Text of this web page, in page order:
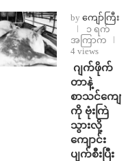
by ကျော်ကြီး
၁ ရက်
အကြာက
4 views
⁨⁩ ⁨ဂျက်ဖိုက်
တာနဲ့
စာသင်ကျော
ကို ဗုံးကြဲ
သွားလို့
ကျောင်း
ပျက်စီးပြီး